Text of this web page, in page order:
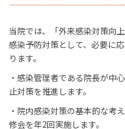
当院では、「外来感染対策向
感染予防対策として、必要に
ります。
・感染管理者である院長が中
止対策を推進します。
・院内感染対策の基本的な考
修会を年2回実施します。